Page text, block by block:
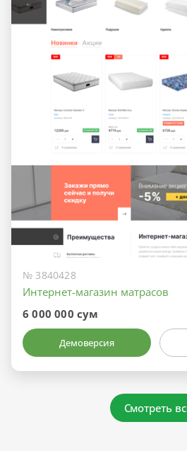
№ 3840428
Интернет-магазин матрасов
6 000 000 сум
Демоверсия
Смотреть